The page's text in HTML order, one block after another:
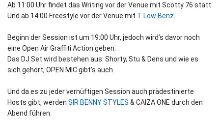
Ab 11:00 Uhr findet das Writing vor der Venue mit Scotty 76 statt.
Und ab 14:00 Freestyle vor der Venue mit T Low Benz
Beginn der Session ist um 19:00 Uhr, jedoch wird’s davor noch
eine Open Air Graffiti Action geben.
Das DJ Set wird bestehen aus: Shorty, Stu & Dens und wie es
sich gehört, OPEN MIC gibt’s auch.
Und da es zu jeder vernüftigen Session auch prädestinierte
Hosts gibt, werden SIR BENNY STYLES & CAIZA ONE durch den
Abend führen.